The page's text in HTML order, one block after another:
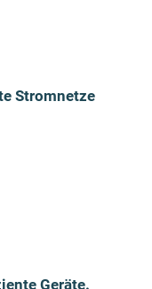
Stromnetze
Geräte.